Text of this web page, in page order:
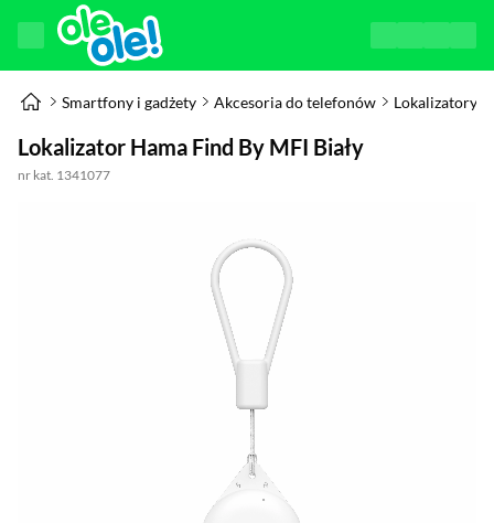
Smartfony i gadżety Akcesoria do telefonów Lokalizatory
Lokalizator Hama Find By MFI Biały
nr kat. 1341077